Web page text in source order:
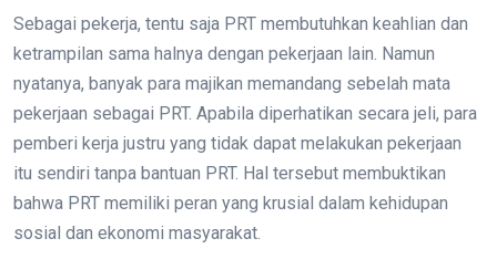
Sebagai pekerja, tentu saja PRT membutuhkan keahlian dan
ketrampilan sama halnya dengan pekerjaan lain. Namun
nyatanya, banyak para majikan memandang sebelah mata
pekerjaan sebagai PRT. Apabila diperhatikan secara jeli, para
pemberi kerja justru yang tidak dapat melakukan pekerjaan
itu sendiri tanpa bantuan PRT. Hal tersebut membuktikan
bahwa PRT memiliki peran yang krusial dalam kehidupan
sosial dan ekonomi masyarakat.